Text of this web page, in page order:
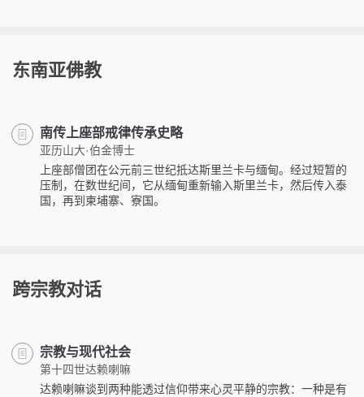
东南亚佛教
南传上座部戒律传承史略
亚历山大·伯金博士
上座部僧团在公元前三世纪抵达斯里兰卡与缅甸。经过短暂的
压制，在数世纪间，它从缅甸重新输入斯里兰卡，然后传入泰
国，再到柬埔寨、寮国。
跨宗教对话
宗教与现代社会
第十四世达赖喇嘛
达赖喇嘛谈到两种能透过信仰带来心灵平静的宗教：一种是有